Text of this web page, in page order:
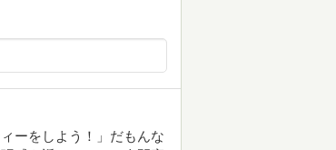
ーをしよう！」だもんな